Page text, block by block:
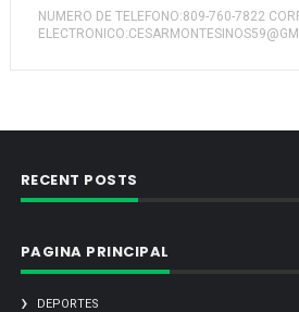
NUMERO DE TELEFONO:809-760-7822
RECENT POSTS
PAGINA PRINCIPAL
DEPORTES